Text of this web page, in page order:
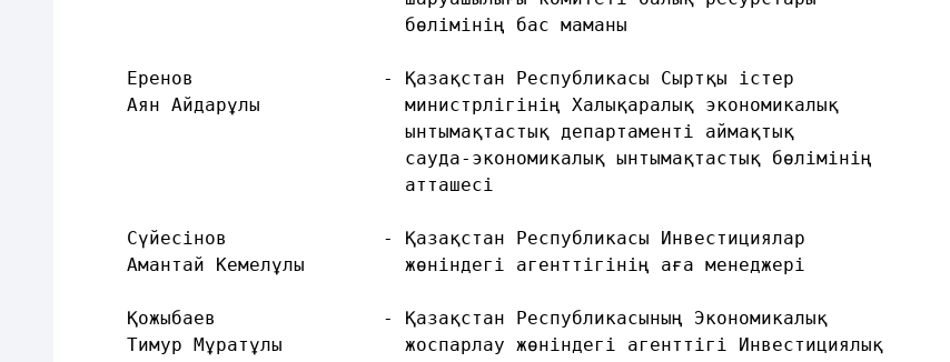
бөлімінің бас маманы
Еренов                 - Қазақстан Республикасы Сыртқы істер
Аян Айдарұлы             министрлігінің Халықаралық экономикалық
ынтымақтастық департаменті аймақтық
сауда-экономикалық ынтымақтастық бөлімінің
атташесі
Сүйесінов              - Қазақстан Республикасы Инвестициялар
Амантай Кемелұлы         жөніндегі агенттігінің аға менеджері
Қожыбаев               - Қазақстан Республикасының Экономикалық
Тимур Мұратұлы           жоспарлау жөніндегі агенттігі Инвестициялық